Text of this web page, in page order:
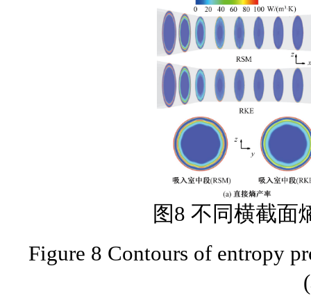
图8 不同横截面
Figure 8 Contours of entropy
(